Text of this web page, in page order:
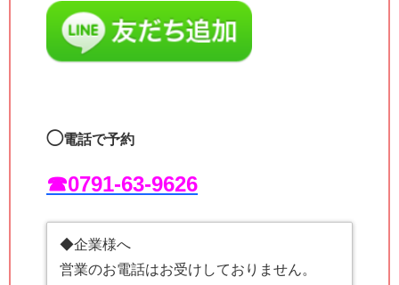
◯電話で予約
☎︎0791-63-9626
◆企業様へ
営業のお電話はお受けしておりません。